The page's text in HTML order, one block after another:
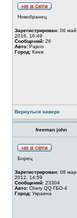
Новобранец
Зарегистрирован: 06 май
2016, 16:49
Сообщений: 26
Авто: Pajero
Город: Киев
Вернуться наверх
freeman john
Борец
Зарегистрирован: 08 мар
2012, 14:59
Сообщений: 23304
Авто: Chery QQ ГБО-4
Город: Украина